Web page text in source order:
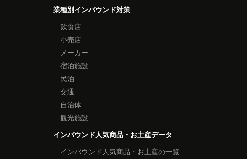
業種別インバウンド対策
飲食店
小売店
メーカー
宿泊施設
民泊
交通
自治体
観光施設
インバウンド人気商品・お土産データ
インバウンド人気商品・お土産の一覧